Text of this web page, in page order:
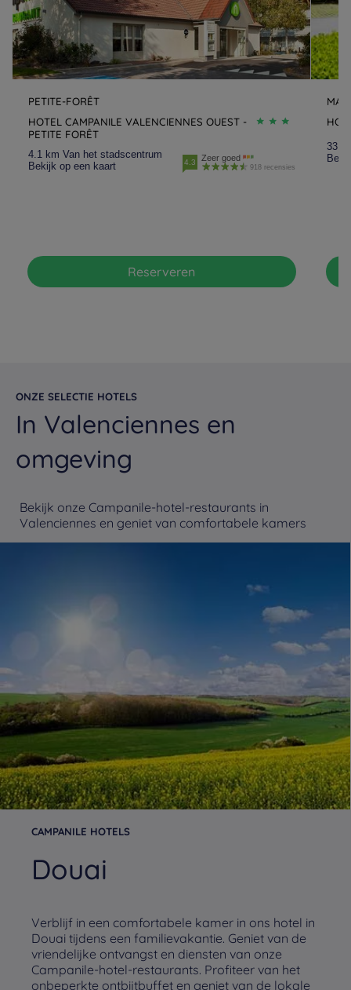
PETITE-FORÊT
HOTEL CAMPANILE VALENCIENNES OUEST -
PETITE FORÊT
4.1 km Van het stadscentrum
Bekijk op een kaart
4.3 Zeer goed
918 recensies
Reserveren
33.1
ONZE SELECTIE HOTELS
In Valenciennes en
omgeving
Bekijk onze Campanile-hotel-restaurants in
Valenciennes en geniet van comfortabele kamers
CAMPANILE HOTELS
Douai
Verblijf in een comfortabele kamer in ons hotel in
Douai tijdens een familievakantie. Geniet van de
vriendelijke ontvangst en diensten van onze
Campanile-hotel-restaurants. Profiteer van het
onbeperkte ontbijtbuffet en geniet van de lokale